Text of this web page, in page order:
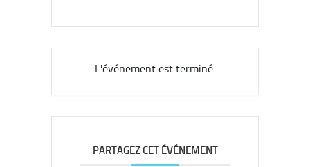
L'événement est terminé.
PARTAGEZ CET ÉVÉNEMENT